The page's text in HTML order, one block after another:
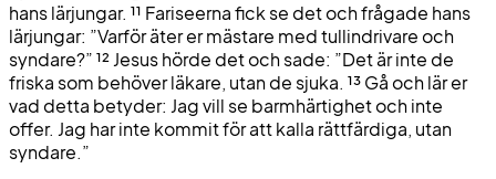
hans lärjungar. ¹¹ Fariseerna fick se det och frågade hans
lärjungar: ”Varför äter er mästare med tullindrivare och
syndare?”¹²Jesus hörde det och sade: ”Det är inte de
friska som behöver läkare, utan de sjuka. ¹³Gå och lär er
vad detta betyder: Jag vill se barmhärtighet och inte
offer. Jag har inte kommit för att kalla rättfärdiga, utan
syndare.”